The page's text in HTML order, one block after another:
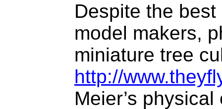
Despite the
model makers,
miniature tree
http://
Meier’s